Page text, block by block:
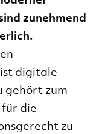
zunehmend
digitale
gehört zum
die
zu